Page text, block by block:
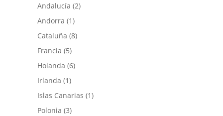
Andalucía (2)
Andorra (1)
Cataluña (8)
Francia (5)
Holanda (6)
Irlanda (1)
Islas Canarias (1)
Polonia (3)